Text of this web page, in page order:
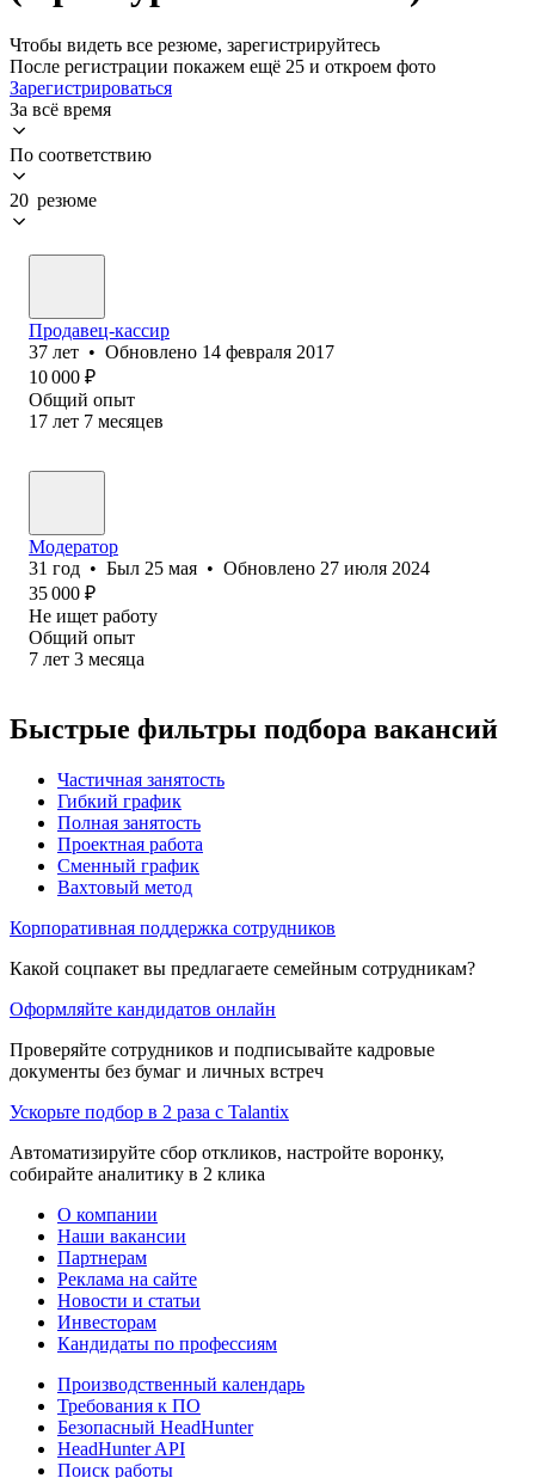
Чтобы видеть все резюме, зарегистрируйтесь
После регистрации покажем ещё 25 и откроем фото
Зарегистрироваться
За всё время
По соответствию
20 резюме
Продавец-кассир
37 лет • Обновлено 14 февраля 2017
10 000 ₽
Общий опыт
17 лет 7 месяцев
Модератор
31 год • Был 25 мая • Обновлено 27 июля 2024
35 000 ₽
Не ищет работу
Общий опыт
7 лет 3 месяца
Быстрые фильтры подбора вакансий
Частичная занятость
Гибкий график
Полная занятость
Проектная работа
Сменный график
Вахтовый метод
Корпоративная поддержка сотрудников
Какой соцпакет вы предлагаете семейным сотрудникам?
Оформляйте кандидатов онлайн
Проверяйте сотрудников и подписывайте кадровые
документы без бумаг и личных встреч
Ускорьте подбор в 2 раза с Talantix
Автоматизируйте сбор откликов, настройте воронку,
собирайте аналитику в 2 клика
О компании
Наши вакансии
Партнерам
Реклама на сайте
Новости и статьи
Инвесторам
Кандидаты по профессиям
Производственный календарь
Требования к ПО
Безопасный HeadHunter
HeadHunter API
Поиск работы